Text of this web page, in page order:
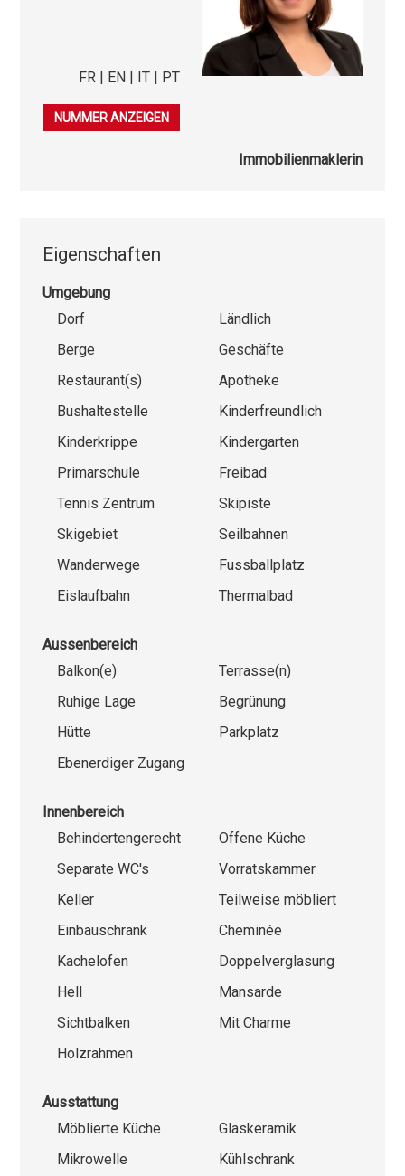
FR | EN | IT | PT
079 585 78 56
NUMMER ANZEIGEN
Immobilienmaklerin
Eigenschaften
Umgebung
Dorf
Ländlich
Berge
Geschäfte
Restaurant(s)
Apotheke
Bushaltestelle
Kinderfreundlich
Kinderkrippe
Kindergarten
Primarschule
Freibad
Tennis Zentrum
Skipiste
Skigebiet
Seilbahnen
Wanderwege
Fussballplatz
Eislaufbahn
Thermalbad
Aussenbereich
Balkon(e)
Terrasse(n)
Ruhige Lage
Begrünung
Hütte
Parkplatz
Ebenerdiger Zugang
Innenbereich
Behindertengerecht
Offene Küche
Separate WC's
Vorratskammer
Keller
Teilweise möbliert
Einbauschrank
Cheminée
Kachelofen
Doppelverglasung
Hell
Mansarde
Sichtbalken
Mit Charme
Holzrahmen
Ausstattung
Möblierte Küche
Glaskeramik
Mikrowelle
Kühlschrank